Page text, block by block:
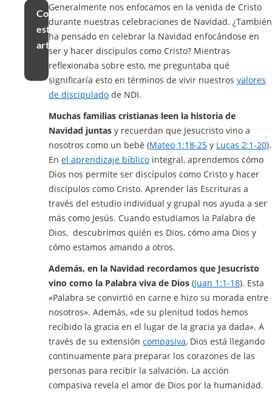
Compartir
este
artículo
Generalmente nos enfocamos en la venida de Cristo
durante nuestras celebraciones de Navidad. ¿También
ha pensado en celebrar la Navidad enfocándose en
ser y hacer discípulos como Cristo? Mientras
reflexionaba sobre esto, me preguntaba qué
significaría esto en términos de vivir nuestros valores
de discipulado de NDI.
Muchas familias cristianas leen la historia de
Navidad juntas y recuerdan que Jesucristo vino a
nosotros como un bebé (Mateo 1:18-25 y Lucas 2:1-20).
En el aprendizaje bíblico integral, aprendemos cómo
Dios nos permite ser discípulos como Cristo y hacer
discípulos como Cristo. Aprender las Escrituras a
través del estudio individual y grupal nos ayuda a ser
más como Jesús. Cuando estudiamos la Palabra de
Dios, descubrimos quién es Dios, cómo ama Dios y
cómo estamos amando a otros.
Además, en la Navidad recordamos que Jesucristo
vino como la Palabra viva de Dios (Juan 1:1-18). Esta
«Palabra se convirtió en carne e hizo su morada entre
nosotros». Además, «de su plenitud todos hemos
recibido la gracia en el lugar de la gracia ya dada». A
través de su extensión compasiva, Dios está llegando
continuamente para preparar los corazones de las
personas para recibir la salvación. La acción
compasiva revela el amor de Dios por la humanidad.